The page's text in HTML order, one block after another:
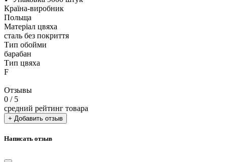
Країна-виробник
Польща
Матеріал цвяха
сталь без покриття
Тип обойми
барабан
Тип цвяха
F
Отзывы
0 / 5
средний рейтинг товара
+ Добавить отзыв
Написать отзыв